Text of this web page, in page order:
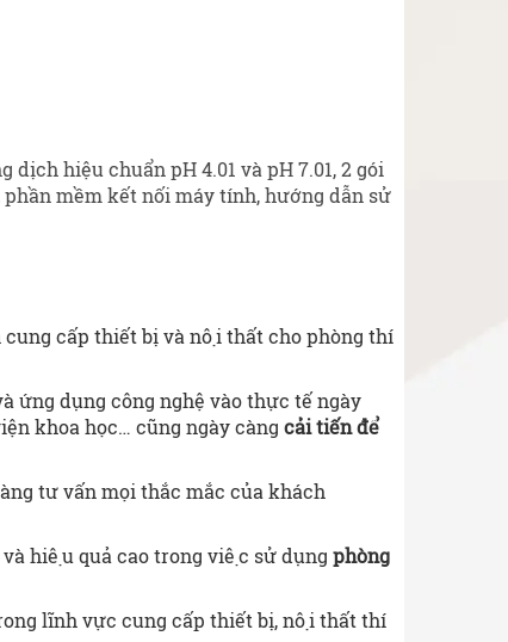
dịch hiệu chuẩn pH 4.01 và pH 7.01, 2 gói
mềm kết nối máy tính, hướng dẫn sử
cấp thiết bị và nội thất cho phòng thí
ứng dụng công nghệ vào thực tế ngày
khoa học… cũng ngày càng cải tiến để
tư vấn mọi thắc mắc của khách
hiệu quả cao trong việc sử dụng phòng
lĩnh vực cung cấp thiết bị, nội thất thí